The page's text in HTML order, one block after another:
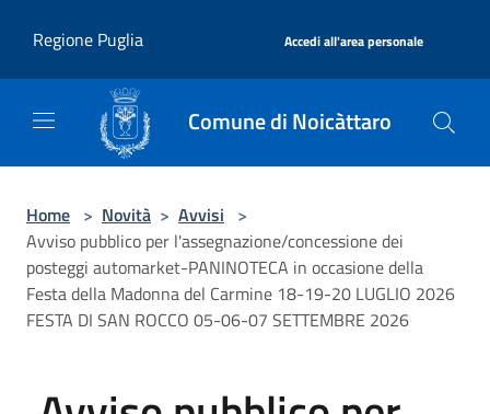
Regione Puglia
Accedi all'area personale
Comune di Noicàttaro
Home > Novità > Avvisi >
Avviso pubblico per l'assegnazione/concessione dei
posteggi automarket-PANINOTECA in occasione della
Festa della Madonna del Carmine 18-19-20 LUGLIO 2026
FESTA DI SAN ROCCO 05-06-07 SETTEMBRE 2026